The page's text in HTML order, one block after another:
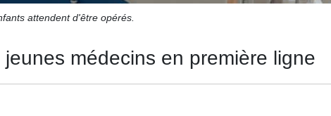
attendent d'être opérés.
médecins en première ligne